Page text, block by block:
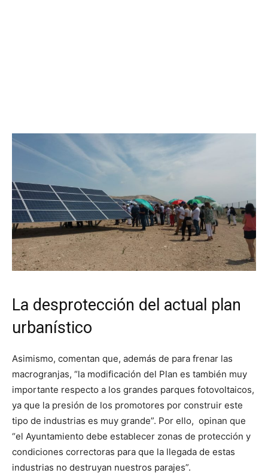
La desprotección del actual plan
urbanístico
Asimismo, comentan que, además de para frenar las
macrogranjas, “la modificación del Plan es también muy
importante respecto a los grandes parques fotovoltaicos,
ya que la presión de los promotores por construir este
tipo de industrias es muy grande”. Por ello, opinan que
“el Ayuntamiento debe establecer zonas de protección y
condiciones correctoras para que la llegada de estas
industrias no destruyan nuestros parajes”.